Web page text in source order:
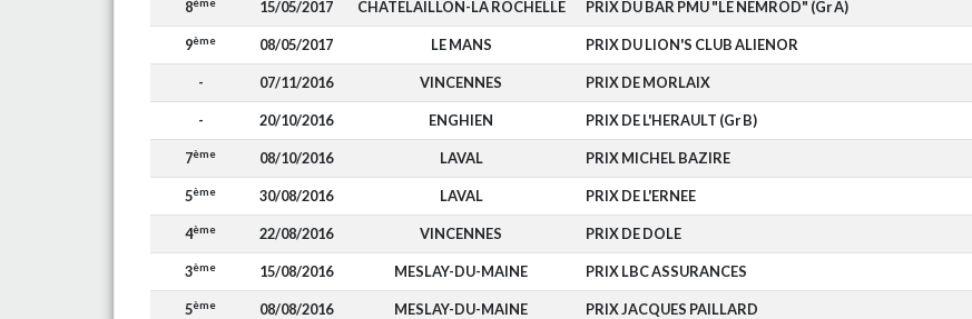
8ème 15/05/2017 CHATELAILLON-LA ROCHELLE PRIX DU BAR PMU "LE NEMROD" (Gr A)
9ème 08/05/2017 LE MANS PRIX DU LION'S CLUB ALIENOR
- 07/11/2016 VINCENNES PRIX DE MORLAIX
- 20/10/2016 ENGHIEN PRIX DE L'HERAULT (Gr B)
7ème 08/10/2016 LAVAL PRIX MICHEL BAZIRE
5ème 30/08/2016 LAVAL PRIX DE L'ERNEE
4ème 22/08/2016 VINCENNES PRIX DE DOLE
3ème 15/08/2016 MESLAY-DU-MAINE PRIX LBC ASSURANCES
5ème 08/08/2016 MESLAY-DU-MAINE PRIX JACQUES PAILLARD